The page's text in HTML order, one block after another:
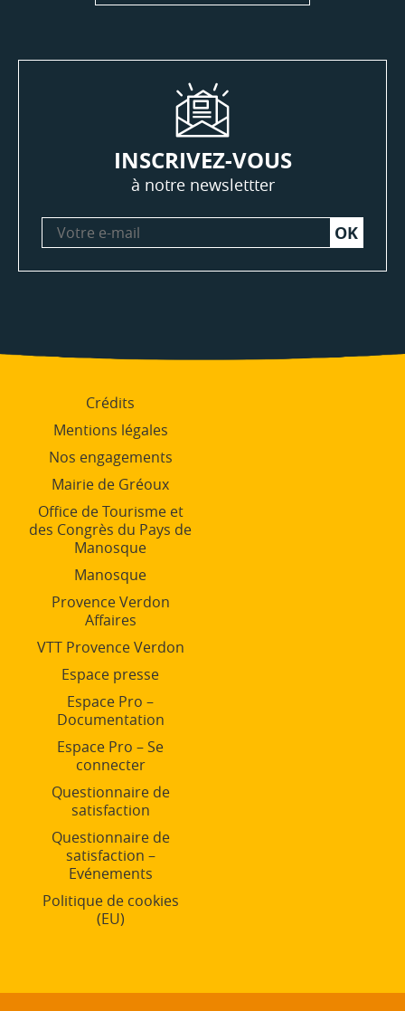
INSCRIVEZ-VOUS
à notre newslettter
Votre
e-
Crédits
Mentions légales
Nos engagements
Mairie de Gréoux
Office de Tourisme et
des Congrès du Pays de
Manosque
Manosque
Provence Verdon
Affaires
VTT Provence Verdon
Espace presse
Espace Pro –
Documentation
Espace Pro – Se
connecter
Questionnaire de
satisfaction
Questionnaire de
satisfaction –
Evénements
Politique de cookies
(EU)